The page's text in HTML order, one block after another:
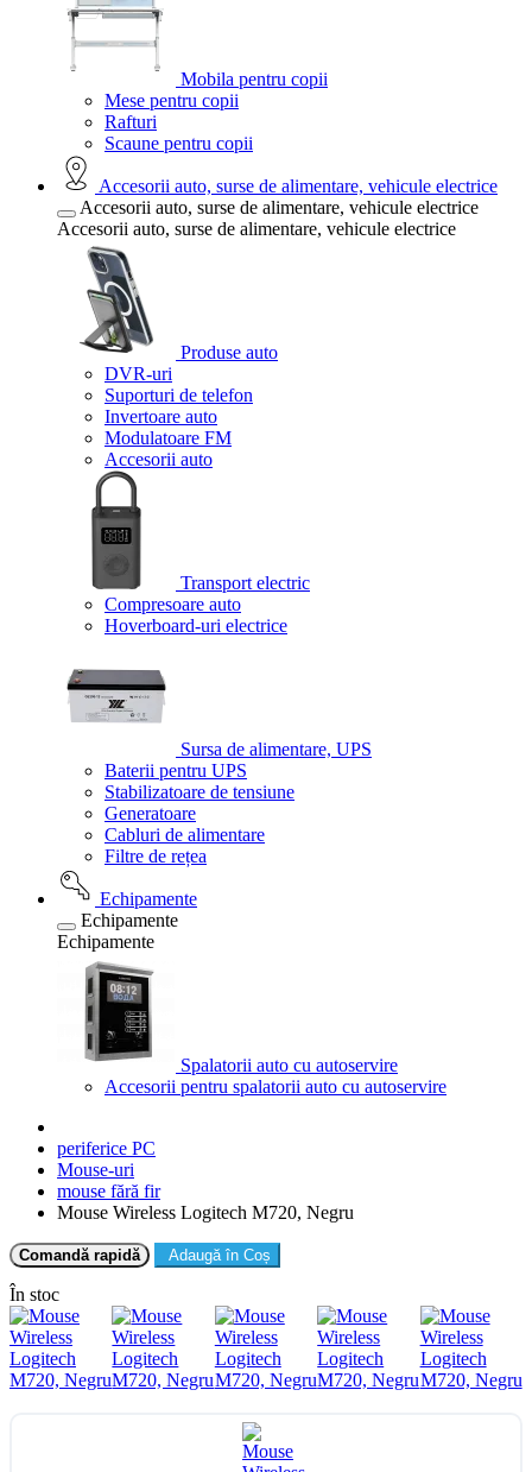
Mobila pentru copii
Mese pentru copii
Rafturi
Scaune pentru copii
Accesorii auto, surse de alimentare, vehicule electrice
Accesorii auto, surse de alimentare, vehicule electrice
Accesorii auto, surse de alimentare, vehicule electrice
Produse auto
DVR-uri
Suporturi de telefon
Invertoare auto
Modulatoare FM
Accesorii auto
Transport electric
Compresoare auto
Hoverboard-uri electrice
Sursa de alimentare, UPS
Baterii pentru UPS
Stabilizatoare de tensiune
Generatoare
Cabluri de alimentare
Filtre de rețea
Echipamente
Echipamente
Echipamente
Spalatorii auto cu autoservire
Accesorii pentru spalatorii auto cu autoservire
periferice PC
Mouse-uri
mouse fără fir
Mouse Wireless Logitech M720, Negru
Comandă rapidă Adaugă în Coș
În stoc